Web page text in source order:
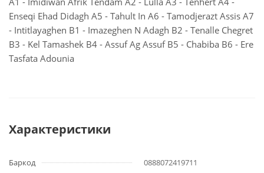
Enseqi Ehad Didagh A5 - Tahult In A6 - Tamodjerazt Assis A7
- Intitlayaghen B1 - Imazeghen N Adagh B2 - Tenalle Chegret
B3 - Kel Tamashek B4 - Assuf Ag Assuf B5 - Chabiba B6 - Ere
Tasfata Adounia
Характеристики
Баркод
0888072419711